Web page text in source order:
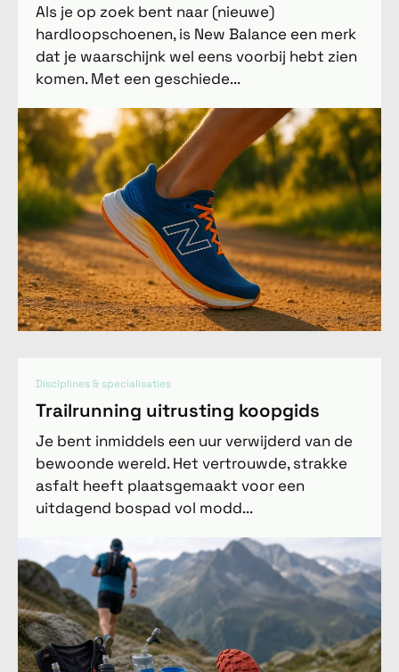
Als je op zoek bent naar (nieuwe)
hardloopschoenen, is New Balance een merk
dat je waarschijnk wel eens voorbij hebt zien
komen. Met een geschiede...
Disciplines & specialisaties
Trailrunning uitrusting koopgids
Je bent inmiddels een uur verwijderd van de
bewoonde wereld. Het vertrouwde, strakke
asfalt heeft plaatsgemaakt voor een
uitdagend bospad vol modd...